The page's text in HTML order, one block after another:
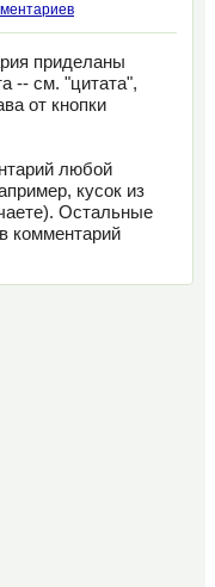
приделаны
-- см. "цитата",
от кнопки
любой
кусок из
Остальные
комментарий